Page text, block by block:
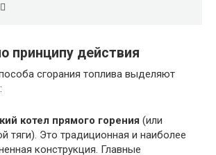
принципу действия
сгорания топлива выделяют
котел прямого горения (или
тяги). Это традиционная и наиболее
конструкция. Главные